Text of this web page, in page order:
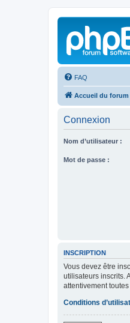
FAQ
Accueil du forum
Connexion
Nom d’utilisateur :
Mot de passe :
INSCRIPTION
Vous devez être
utilisateurs inscrits.
attentivement
Conditions